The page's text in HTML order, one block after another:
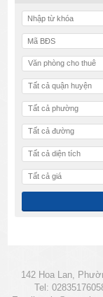
Văn phòng cho thuê
Tất cả quận huyện
Tất cả phường
Tất cả đường
Tất cả diện tích
Tất cả giá
142 Hoa Lan,
Tel: